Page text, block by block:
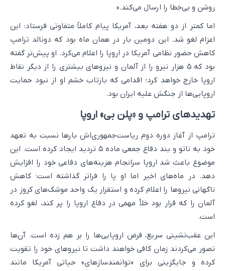
روشن و بی‌خطا را ارسال می‌کند.»
اما کمتر از دو هفته بعد، آمریکا پیام کاملاً متفاوتی فرستاد: این
اعزام لغو شد. این دومین بار در همان ماه بود که دونالد ترامپ
کاهش حضور نظامی آمریکا در اروپا را اعلام می‌کرد. او پیش‌تر گفته
بود که ۵ هزار نیرو را از آلمان و نیروهای بیشتری را از دیگر نقاط
اروپا خارج خواهد کرد؛ اقدامی که بازتاب خشم او از نبود حمایت
اروپایی‌ها از جنگش علیه ایران بود.
تهدیدهای ترامپ و «پلن بی» اروپا
ترامپ از آغاز دوره دوم ریاست‌جمهوری‌اش بارها نسبت به تعهد
خود به ناتو و بند دفاع جمعی ماده ۵ تردید ایجاد کرده است. این
موضوع باعث شد اروپا سرانجام هزینه‌های دفاعی خود را افزایش
دهد. در ماه‌های اخیر اما او پا را فراتر گذاشته است: کاهش
ناگهانی نیروها را اعلام کرده و استقرار یک واحد موشک‌های کروز در
آلمان را که قرار بود خلأ مهمی در دفاع اروپا را پر کند، لغو کرده
است.
این عقب‌نشینی سریع، فرض اروپایی‌ها را بر هم زده است. آن‌ها
تصور می‌کردند زمان کافی خواهند داشت تا نیروهای خود را تقویت
کرده و جایگزینی برای «توانمندسازهای» حیاتی آمریکا مانند